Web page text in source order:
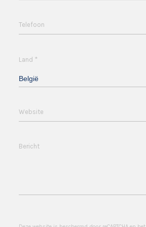
Telefoon
Land *
België
Website
Bericht